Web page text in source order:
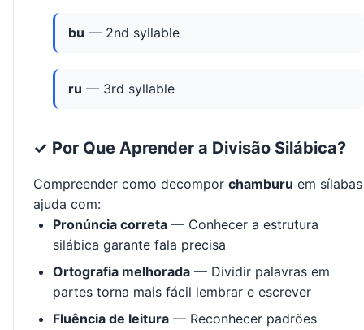
bu — 2nd syllable
ru — 3rd syllable
✓ Por Que Aprender a Divisão Silábica?
Compreender como decompor chamburu em sílabas
ajuda com:
Pronúncia correta — Conhecer a estrutura
silábica garante fala precisa
Ortografia melhorada — Dividir palavras em
partes torna mais fácil lembrar e escrever
Fluência de leitura — Reconhecer padrões